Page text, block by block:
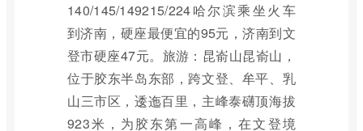
140/145/149215/224哈尔滨乘坐火车
到济南，硬座最便宜的95元，济南到文
登市硬座47元。旅游：昆嵛山昆嵛山，
位于胶东半岛东部，跨文登、牟平、乳
山三市区，逶迤百里，主峰泰礴顶海拔
923米，为胶东第一高峰，在文登境